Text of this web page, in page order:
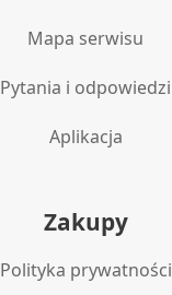
Mapa serwisu
Pytania i odpowiedzi
Aplikacja
Zakupy
Polityka prywatności